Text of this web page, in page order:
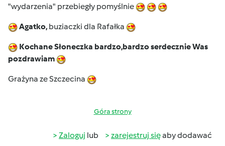
"wydarzenia" przebiegły pomyślnie
Agatko, buziaczki dla Rafałka
Kochane Słoneczka bardzo,bardzo serdecznie Was
pozdrawiam
Grażyna ze Szczecina
Góra strony
Zaloguj lub zarejestruj sięaby dodawać